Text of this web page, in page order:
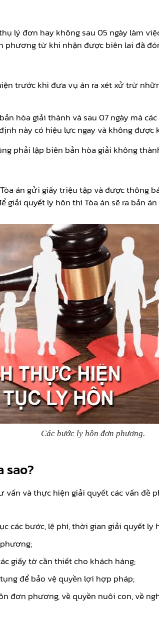
lý đơn hay không sau 05 ngày làm
phương từ khi nhận được biên lai đã
trước khi đưa vụ án ra xét xử trừ
hòa giải thành và sau 07 ngày mà
này có hiệu lực ngay và không được
phải lập biên bản hòa giải không
án gửi giấy triệu tập và được thông
quyết ly hôn thì Tòa án sẽ ra bản
Các bước ly hôn đơn phương.
sao?
vấn và thực hiện giải quyết các vấn đề
các bước, lệ phí, thời gian giải quyết ly
giấy tờ cần thiết cho khách hàng;
để bảo vệ quyền lợi hợp pháp;
đơn phương, về quyền nuôi con, về